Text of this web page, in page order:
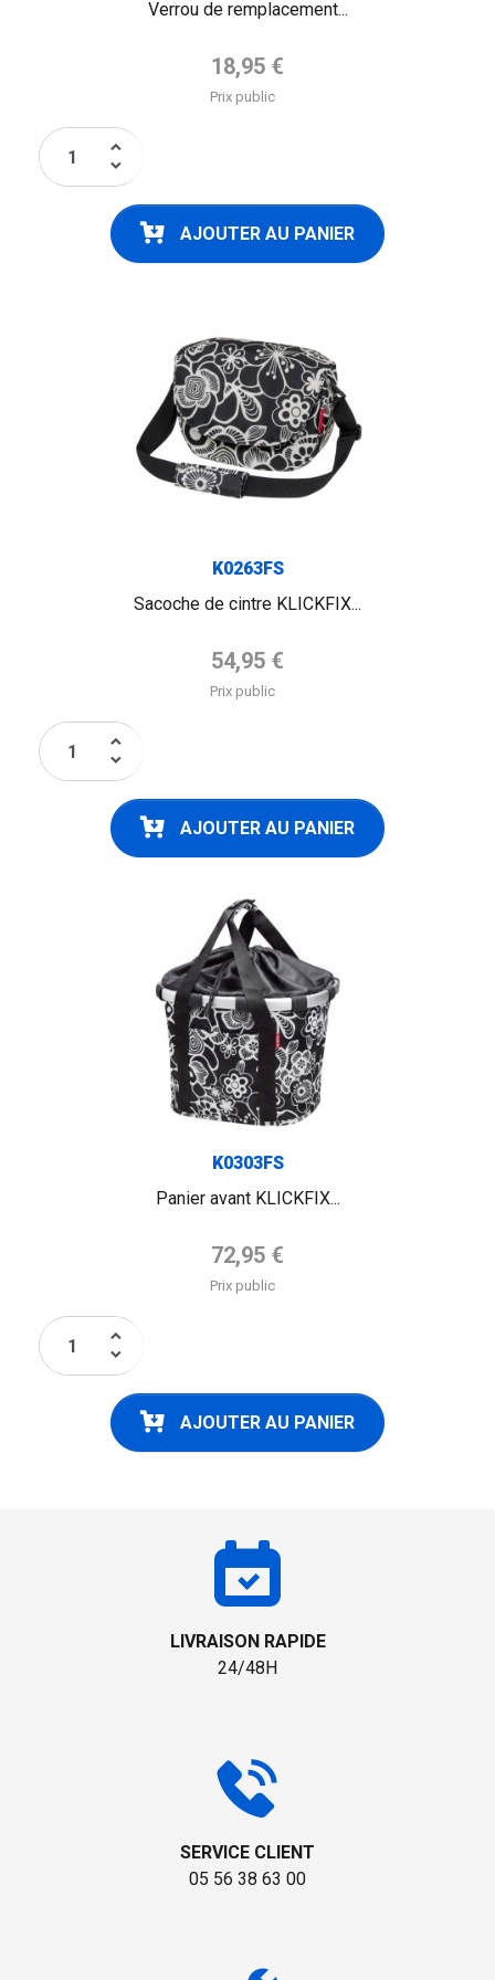
Verrou de remplacement...
Prix de base
18,95 €
Prix public
keyboard_arrow_up
keyboard_arrow_down
AJOUTER AU PANIER
K0263FS
Sacoche de cintre KLICKFIX...
Prix de base
54,95 €
Prix public
keyboard_arrow_up
keyboard_arrow_down
AJOUTER AU PANIER
K0303FS
Panier avant KLICKFIX...
Prix de base
72,95 €
Prix public
keyboard_arrow_up
keyboard_arrow_down
AJOUTER AU PANIER
LIVRAISON RAPIDE
24/48H
SERVICE CLIENT
05 56 38 63 00